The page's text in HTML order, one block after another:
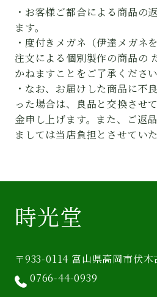
・お客様ご都合による商品の
ます。
・度付きメガネ（伊達メガネ
注文による個別製作の商品の
かねますことをご了承ください
・なお、お届けした商品に不
った場合は、良品と交換させ
金申し上げます。また、ご返
ましては当店負担とさせていた
時光堂
〒933-0114 富山県高岡市伏
0766-44-0939